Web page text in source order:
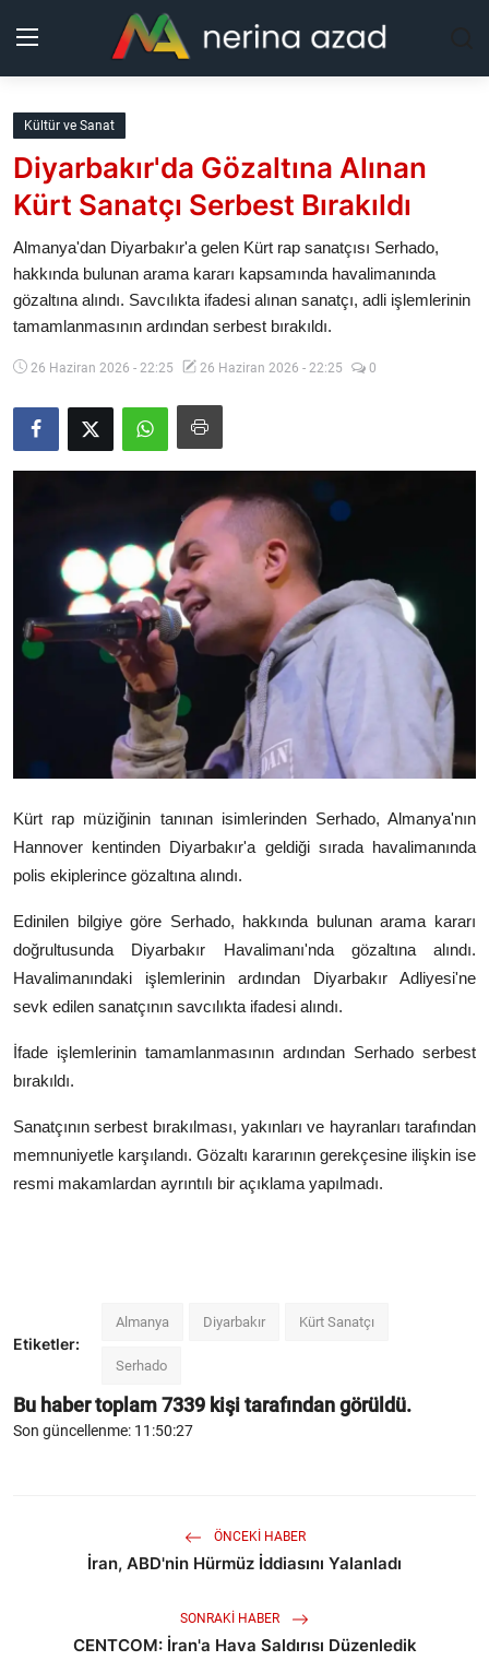
Kurdistan
Bölgeler
Güncel
Analiz
Galeri
Yazarlar
İletişim
Kurdi
Kültür ve Sanat
Diyarbakır'da Gözaltına Alınan
Kürt Sanatçı Serbest Bırakıldı
Almanya'dan Diyarbakır'a gelen Kürt rap sanatçısı Serhado,
hakkında bulunan arama kararı kapsamında havalimanında
gözaltına alındı. Savcılıkta ifadesi alınan sanatçı, adli işlemlerinin
tamamlanmasının ardından serbest bırakıldı.
26 Haziran 2026 - 22:25 26 Haziran 2026 - 22:25 0
Kürt rap müziğinin tanınan isimlerinden Serhado, Almanya'nın
Hannover kentinden Diyarbakır'a geldiği sırada havalimanında
polis ekiplerince gözaltına alındı.
Edinilen bilgiye göre Serhado, hakkında bulunan arama kararı
doğrultusunda Diyarbakır Havalimanı'nda gözaltına alındı.
Havalimanındaki işlemlerinin ardından Diyarbakır Adliyesi'ne
sevk edilen sanatçının savcılıkta ifadesi alındı.
İfade işlemlerinin tamamlanmasının ardından Serhado serbest
bırakıldı.
Sanatçının serbest bırakılması, yakınları ve hayranları tarafından
memnuniyetle karşılandı. Gözaltı kararının gerekçesine ilişkin ise
resmi makamlardan ayrıntılı bir açıklama yapılmadı.
Etiketler:
Almanya Diyarbakır Kürt Sanatçı
Serhado
Bu haber toplam7339 kişi tarafından görüldü.
Son güncellenme: 11:50:27
ÖNCEKI HABER
İran, ABD'nin Hürmüz İddiasını Yalanladı
SONRAKI HABER
CENTCOM: İran'a Hava Saldırısı Düzenledik